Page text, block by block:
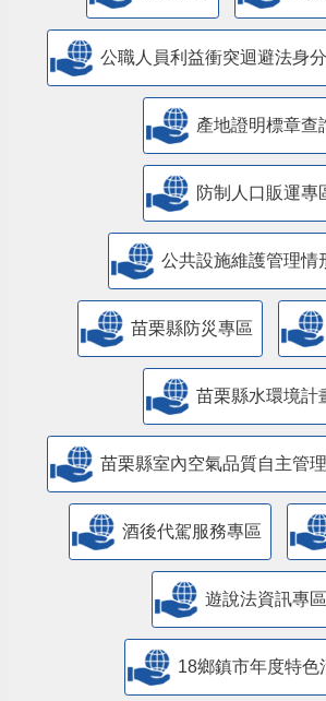
公職人員利益衝突迴避法身
產地證明標章查
防制人口販運專
公共設施維護管理情
苗栗縣防災專區
苗栗縣水環境計
苗栗縣室內空氣品質自主管
酒後代駕服務專區
遊說法資訊專區
18鄉鎮市年度特色